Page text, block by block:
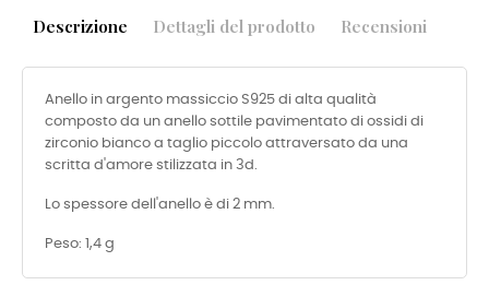
Descrizione Dettagli del prodotto Recensioni
Anello in argento massiccio S925 di alta qualità
composto da un anello sottile pavimentato di ossidi di
zirconio bianco a taglio piccolo attraversato da una
scritta d'amore stilizzata in 3d.
Lo spessore dell'anello è di 2 mm.
Peso: 1,4 g